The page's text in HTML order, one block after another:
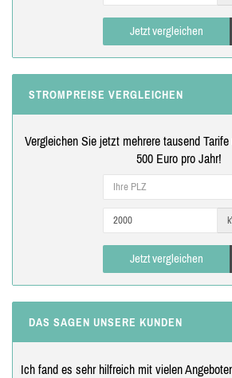
Jetzt vergleichen
STROMPREISE VERGLEICHEN
Vergleichen Sie jetzt mehrere tausend
500 Euro pro Jahr!
Jetzt vergleichen
DAS SAGEN UNSERE KUNDEN
Ich fand es sehr hilfreich mit vielen